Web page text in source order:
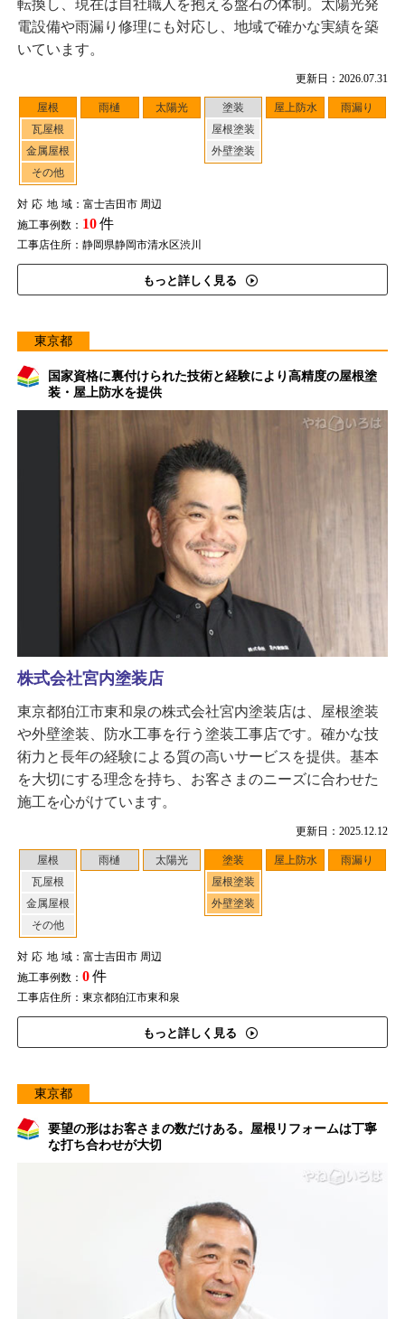
更新日：2026.07.31
屋根
瓦屋根
金属屋根
その他
雨樋 太陽光
塗装
屋根塗装
外壁塗装
屋上防水 雨漏り
対応地域：富士吉田市 周辺
施工事例数： 10件
工事店住所：静岡県静岡市清水区渋川
もっと詳しく見る
転換し、現在は自社職人を抱える盤石の体制。太陽光発
電設備や雨漏り修理にも対応し、地域で確かな実績を築
いています。
東京都
国家資格に裏付けられた技術と経験により高精度の屋根塗
装・屋上防水を提供
更新日：2025.12.12
屋根
瓦屋根
金属屋根
その他
雨樋 太陽光
塗装
屋根塗装
外壁塗装
屋上防水 雨漏り
対応地域：富士吉田市 周辺
施工事例数： 0件
工事店住所：東京都狛江市東和泉
もっと詳しく見る
株式会社宮内塗装店
東京都狛江市東和泉の株式会社宮内塗装店は、屋根塗装
や外壁塗装、防水工事を行う塗装工事店です。確かな技
術力と長年の経験による質の高いサービスを提供。基本
を大切にする理念を持ち、お客さまのニーズに合わせた
施工を心がけています。
東京都
要望の形はお客さまの数だけある。屋根リフォームは丁寧
な打ち合わせが大切